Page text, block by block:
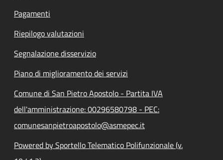
Pagamenti
Riepilogo valutazioni
Segnalazione disservizio
Piano di miglioramento dei servizi
Comune di San Pietro Apostolo - Partita IVA
dell'amministrazione: 00296580798 - PEC:
comunesanpietroapostolo@asmepec.it
Powered by Sportello Telematico Polifunzionale (v.